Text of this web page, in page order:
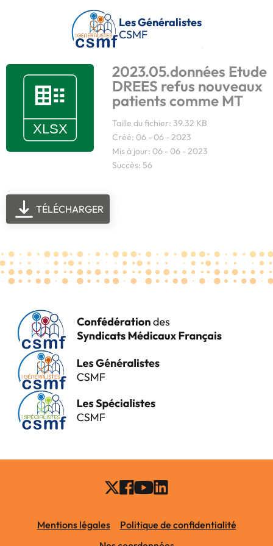
Passer au contenu principal
Les Généralistes
CSMF
2023.05.données Etude
DREES refus nouveaux
patients comme MT
Taille du fichier: 39.32 KB
Créé: 06 - 06 - 2023
Mis à jour: 06 - 06 - 2023
Succès: 56
TÉLÉCHARGER
Mentions légales
Politique de confidentialité